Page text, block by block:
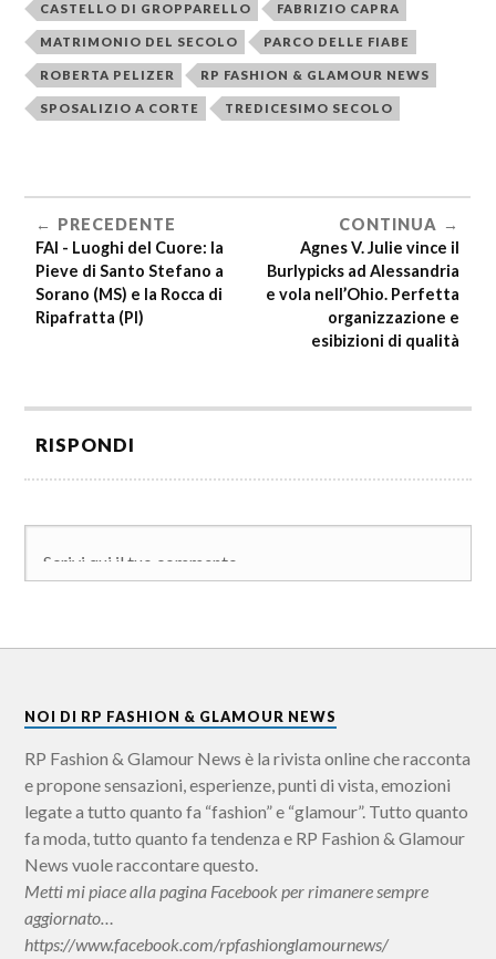
CASTELLO DI GROPPARELLO FABRIZIO CAPRA
MATRIMONIO DEL SECOLO PARCO DELLE FIABE
ROBERTA PELIZER RP FASHION & GLAMOUR NEWS
SPOSALIZIO A CORTE TREDICESIMO SECOLO
PRECEDENTE
FAI - Luoghi del Cuore: la
Pieve di Santo Stefano a
Sorano (MS) e la Rocca di
Ripafratta (PI)
CONTINUA
Agnes V. Julie vince il
Burlypicks ad Alessandria
e vola nell’Ohio. Perfetta
organizzazione e
esibizioni di qualità
RISPONDI
NOI DI RP FASHION & GLAMOUR NEWS
RP Fashion & Glamour News è la rivista online che racconta
e propone sensazioni, esperienze, punti di vista, emozioni
legate a tutto quanto fa “fashion” e “glamour”. Tutto quanto
fa moda, tutto quanto fa tendenza e RP Fashion & Glamour
News vuole raccontare questo.
Metti mi piace alla pagina Facebook per rimanere sempre
aggiornato…
https://www.facebook.com/rpfashionglamournews/